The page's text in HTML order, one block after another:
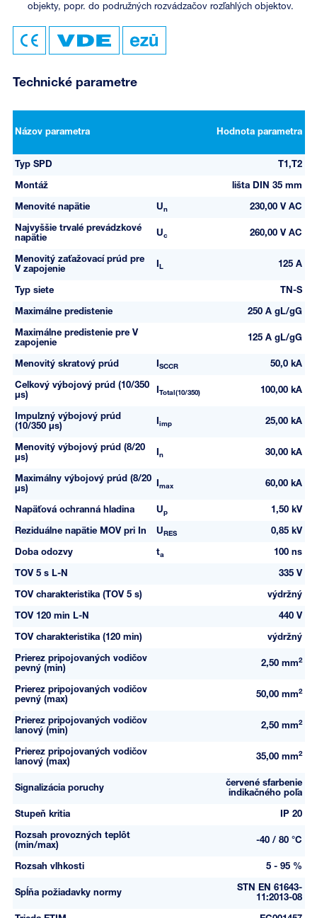
objekty, popr. do podružných rozvádzačov rozľahlých objektov.
Technické parametre
Názov parametra Hodnota parametra
Typ SPD T1,T2
Montáž lišta DIN 35 mm
Menovité napätie Un 230,00 V AC
Najvyššie trvalé prevádzkové
napätie
Uc 260,00 V AC
Menovitý zaťažovací prúd pre
V zapojenie
L 125 A
Typ siete TN-S
Maximálne predistenie 250 A gL/gG
Maximálne predistenie pre V
zapojenie
125 A gL/gG
Menovitý skratový prúd SCCR 50,0 kA
Celkový výbojový prúd (10/350
µs)
Total(10/350) 100,00 kA
Impulzný výbojový prúd
(10/350 µs)
imp 25,00 kA
Menovitý výbojový prúd (8/20
µs)
n 30,00 kA
Maximálny výbojový prúd (8/20
µs)
max 60,00 kA
Napäťová ochranná hladina Up 1,50 kV
Reziduálne napätie MOV pri In U RES 0,85 kV
Doba odozvy ta 100 ns
TOV 5 s L-N 335 V
TOV charakteristika (TOV 5 s) výdržný
TOV 120 min L-N 440 V
TOV charakteristika (120 min) výdržný
Prierez pripojovaných vodičov
pevný (min)
2,50 mm2
Prierez pripojovaných vodičov
pevný (max)
50,00 mm2
Prierez pripojovaných vodičov
lanový (min)
2,50 mm2
Prierez pripojovaných vodičov
lanový (max)
35,00 mm2
Signalizácia poruchy
červené sfarbenie
indikačného poľa
Stupeň kritia IP 20
Rozsah provozných teplôt
(min/max)
-40 / 80 °C
Rozsah vlhkosti 5 - 95 %
Spĺňa požiadavky normy
STN EN 61643-
11:2013-08